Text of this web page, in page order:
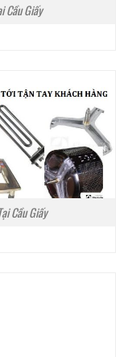
Cầu Giấy
Cầu Giấy